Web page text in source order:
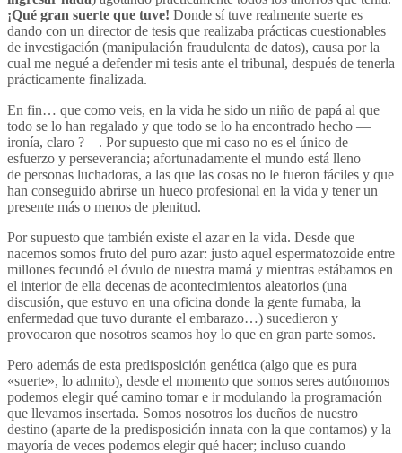
¡Qué gran suerte que tuve! Donde sí tuve realmente suerte es
dando con un director de tesis que realizaba prácticas cuestionables
de investigación (manipulación fraudulenta de datos), causa por la
cual me negué a defender mi tesis ante el tribunal, después de tenerla
prácticamente finalizada.
En fin… que como veis, en la vida he sido un niño de papá al que
todo se lo han regalado y que todo se lo ha encontrado hecho —
ironía, claro ?—. Por supuesto que mi caso no es el único de
esfuerzo y perseverancia; afortunadamente el mundo está lleno
de personas luchadoras, a las que las cosas no le fueron fáciles y que
han conseguido abrirse un hueco profesional en la vida y tener un
presente más o menos de plenitud.
Por supuesto que también existe el azar en la vida. Desde que
nacemos somos fruto del puro azar: justo aquel espermatozoide entre
millones fecundó el óvulo de nuestra mamá y mientras estábamos en
el interior de ella decenas de acontecimientos aleatorios (una
discusión, que estuvo en una oficina donde la gente fumaba, la
enfermedad que tuvo durante el embarazo…) sucedieron y
provocaron que nosotros seamos hoy lo que en gran parte somos.
Pero además de esta predisposición genética (algo que es pura
«suerte», lo admito), desde el momento que somos seres autónomos
podemos elegir qué camino tomar e ir modulando la programación
que llevamos insertada. Somos nosotros los dueños de nuestro
destino (aparte de la predisposición innata con la que contamos) y la
mayoría de veces podemos elegir qué hacer; incluso cuando